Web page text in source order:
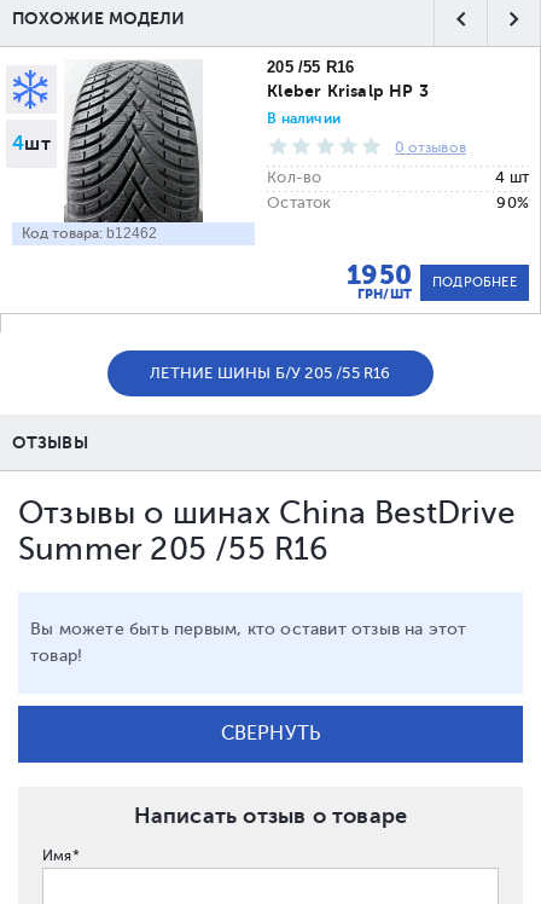
ПОХОЖИЕ МОДЕЛИ
4шт
Код товара: b12462
205 /55 R16
Kleber Krisalp HP 3
В наличии
0 отзывов
Кол-во
4 шт
Остаток
90%
1950
ГРН/ШТ
ПОДРОБНЕЕ
ЛЕТНИЕ ШИНЫ Б/У 205 /55 R16
ОТЗЫВЫ
Отзывы о шинах China BestDrive
Summer 205 /55 R16
Вы можете быть первым, кто оставит отзыв на этот
товар!
СВЕРНУТЬ
Написать отзыв о товаре
Имя*